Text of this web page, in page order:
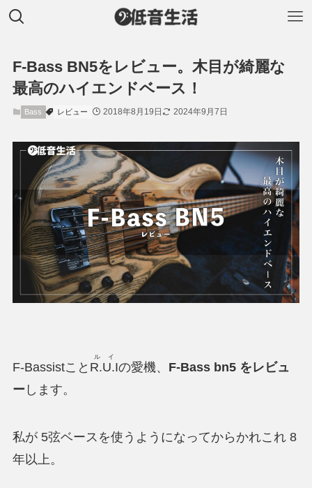
F-Bass BN5をレビュー。木目が綺麗な
最高のハイエンドベース！
Bass レビュー 2018年8月19日 2024年9月7日
F-Bassistこと R.U.I
ルイ
の愛機、 F-Bass bn5 をレビュ
ー します。
私が 5弦ベースを使うようになってからかれこれ 8
年以上。